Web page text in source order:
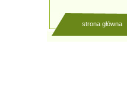
strona główna|